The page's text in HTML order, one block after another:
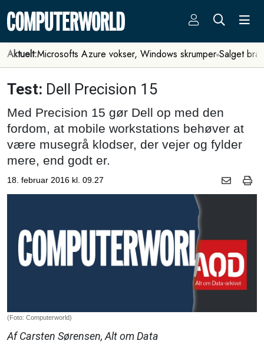
Aktuelt:Microsofts Azure vokser, Windows skrumper Salget
Test: Dell Precision 15
Med Precision 15 gør Dell op med den
fordom, at mobile workstations behøver at
være musegrå klodser, der vejer og fylder
mere, end godt er.
18. februar 2016 kl. 09.27
(Foto: Computerworld)
Af Carsten Sørensen, Alt om Data